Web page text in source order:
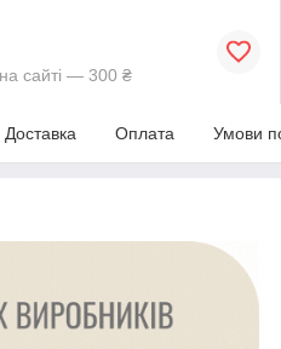
сайті — 300 ₴
Доставка Оплата Умови